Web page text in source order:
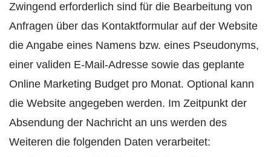
Zwingend erforderlich sind für die Bearbeitung von
Anfragen über das Kontaktformular auf der Website
die Angabe eines Namens bzw. eines Pseudonyms,
einer validen E-Mail-Adresse sowie das geplante
Online Marketing Budget pro Monat. Optional kann
die Website angegeben werden. Im Zeitpunkt der
Absendung der Nachricht an uns werden des
Weiteren die folgenden Daten verarbeitet: